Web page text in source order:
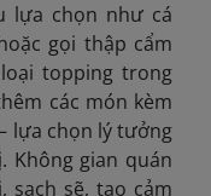
lựa chọn như cá
gọi thập cẩm
topping trong
các món kèm
lựa chọn lý tưởng
Không gian quán
sạch sẽ, tạo cảm